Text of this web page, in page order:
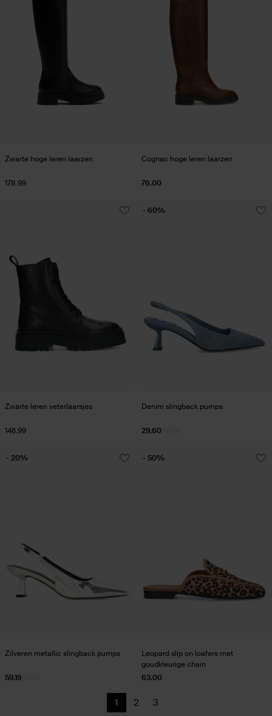
Zwarte hoge leren laarzen
178.99
Cognac hoge leren laarzen
76.00
Zwarte leren veterlaarsjes
146.99
Denim slingback pumps
29.60
- 60%
Zilveren metallic slingback pumps
59.19
- 20%
Leopard slip on loafers met
goudkleurige chain
63.00
- 50%
Huidige pagina
1
Vorige
2
Vorige
3